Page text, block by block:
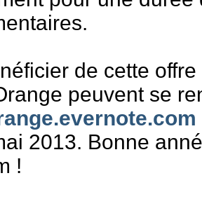
de cette
peuvent se
2013. Bonne
!